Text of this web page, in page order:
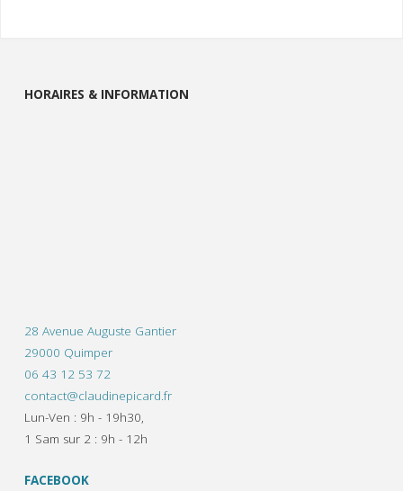
HORAIRES & INFORMATION
28 Avenue Auguste Gantier
29000 Quimper
06 43 12 53 72
contact@claudinepicard.fr
Lun-Ven : 9h - 19h30,
1 Sam sur 2 : 9h - 12h
FACEBOOK